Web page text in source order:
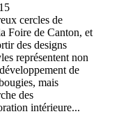
cercles de
Foire de Canton, et
des designs
représentent non
de
mais
des
intérieure...